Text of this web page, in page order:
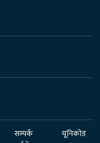
सम्पर्क
यूनिकोड